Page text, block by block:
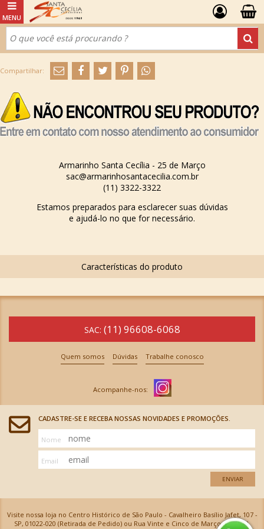
Armarinho Santa Cecília - 25 de Março
sac@armarinhosantacecilia.com.br
(11) 3322-3322
Estamos preparados para esclarecer suas dúvidas
e ajudá-lo no que for necessário.
SAC: (11) 96608-6068
Quem somos Dúvidas Trabalhe conosco
CADASTRE-SE E RECEBA NOSSAS NOVIDADES E PROMOÇÕES.
Nome
Email
ENVIAR
Visite nossa loja no Centro Histórico de São Paulo - Cavalheiro Basílio Jafet, 107 -
SP, 01022-020 (Retirada de Pedido) ou Rua Vinte e Cinco de Março, 576 - SP,